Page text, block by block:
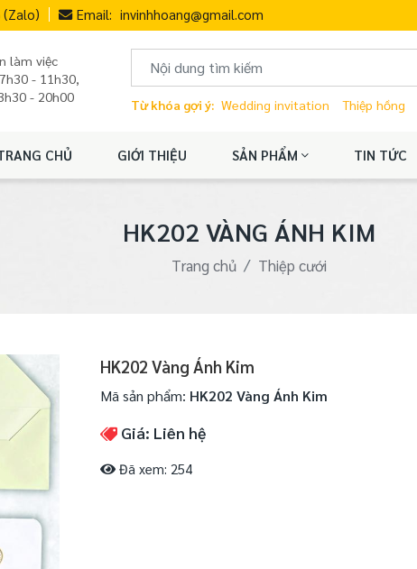
(Zalo) Email: invinhhoang@gmail.com
làm việc
- 11h30,
- 20h00
Từ khóa gợi ý: Wedding invitation Thiệp hồng
CHỦ GIỚI THIỆU SẢN PHẨM TIN TỨC
HK202 VÀNG ÁNH KIM
Trang chủ Thiệp cưới
HK202 Vàng Ánh Kim
Mã sản phẩm: HK202 Vàng Ánh Kim
Giá: Liên hệ
Đã xem: 254